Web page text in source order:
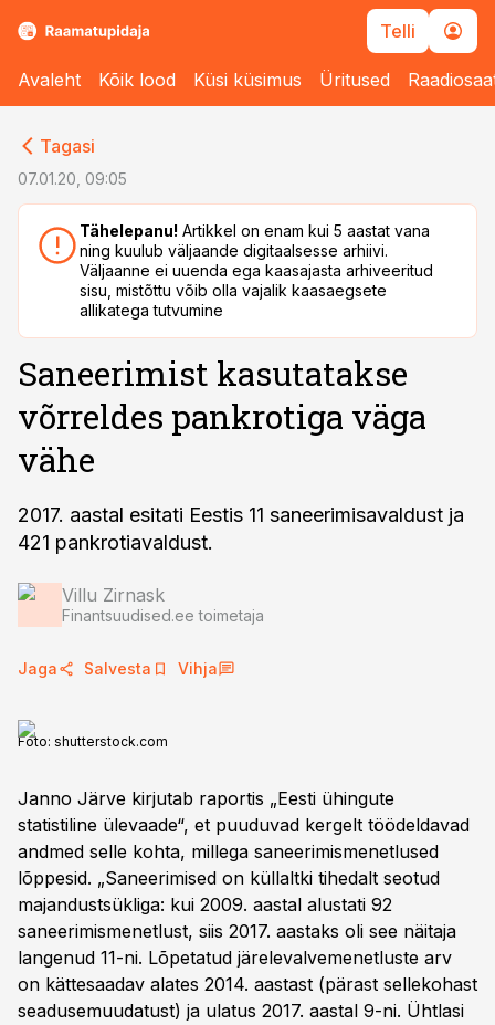
Telli
Avaleht Kõik lood Küsi küsimus Üritused
Tagasi
07.01.20, 09:05
Tähelepanu! Artikkel on enam kui 5 aastat vana
ning kuulub väljaande digitaalsesse arhiivi.
Väljaanne ei uuenda ega kaasajasta arhiveeritud
sisu, mistõttu võib olla vajalik kaasaegsete
allikatega tutvumine
Saneerimist kasutatakse
võrreldes pankrotiga väga
vähe
2017. aastal esitati Eestis 11 saneerimisavaldust ja
421 pankrotiavaldust.
Villu Zirnask
Finantsuudised.ee toimetaja
Jaga Salvesta Vihja
Foto: shutterstock.com
Janno Järve kirjutab raportis „Eesti ühingute
statistiline ülevaade“, et puuduvad kergelt töödeldavad
andmed selle kohta, millega saneerimismenetlused
lõppesid. „Saneerimised on küllaltki tihedalt seotud
majandustsükliga: kui 2009. aastal alustati 92
saneerimismenetlust, siis 2017. aastaks oli see näitaja
langenud 11-ni. Lõpetatud järelevalvemenetluste arv
on kättesaadav alates 2014. aastast (pärast sellekohast
seadusemuudatust) ja ulatus 2017. aastal 9-ni. Ühtlasi